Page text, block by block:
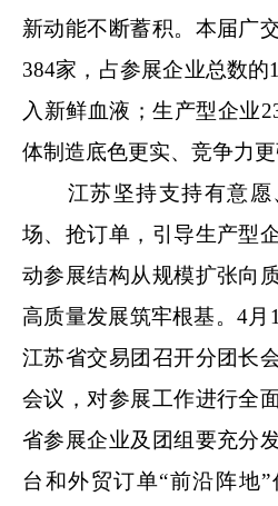
新动能不断蓄积。本届广
384家，占参展企业总数的
入新鲜血液；生产型企业
体制造底色更实、竞争力更
江苏坚持支持有意愿
场、抢订单，引导生产型
动参展结构从规模扩张向
高质量发展筑牢根基。4月
江苏省交易团召开分团长
会议，对参展工作进行全
省参展企业及团组要充分
台和外贸订单“前沿阵地